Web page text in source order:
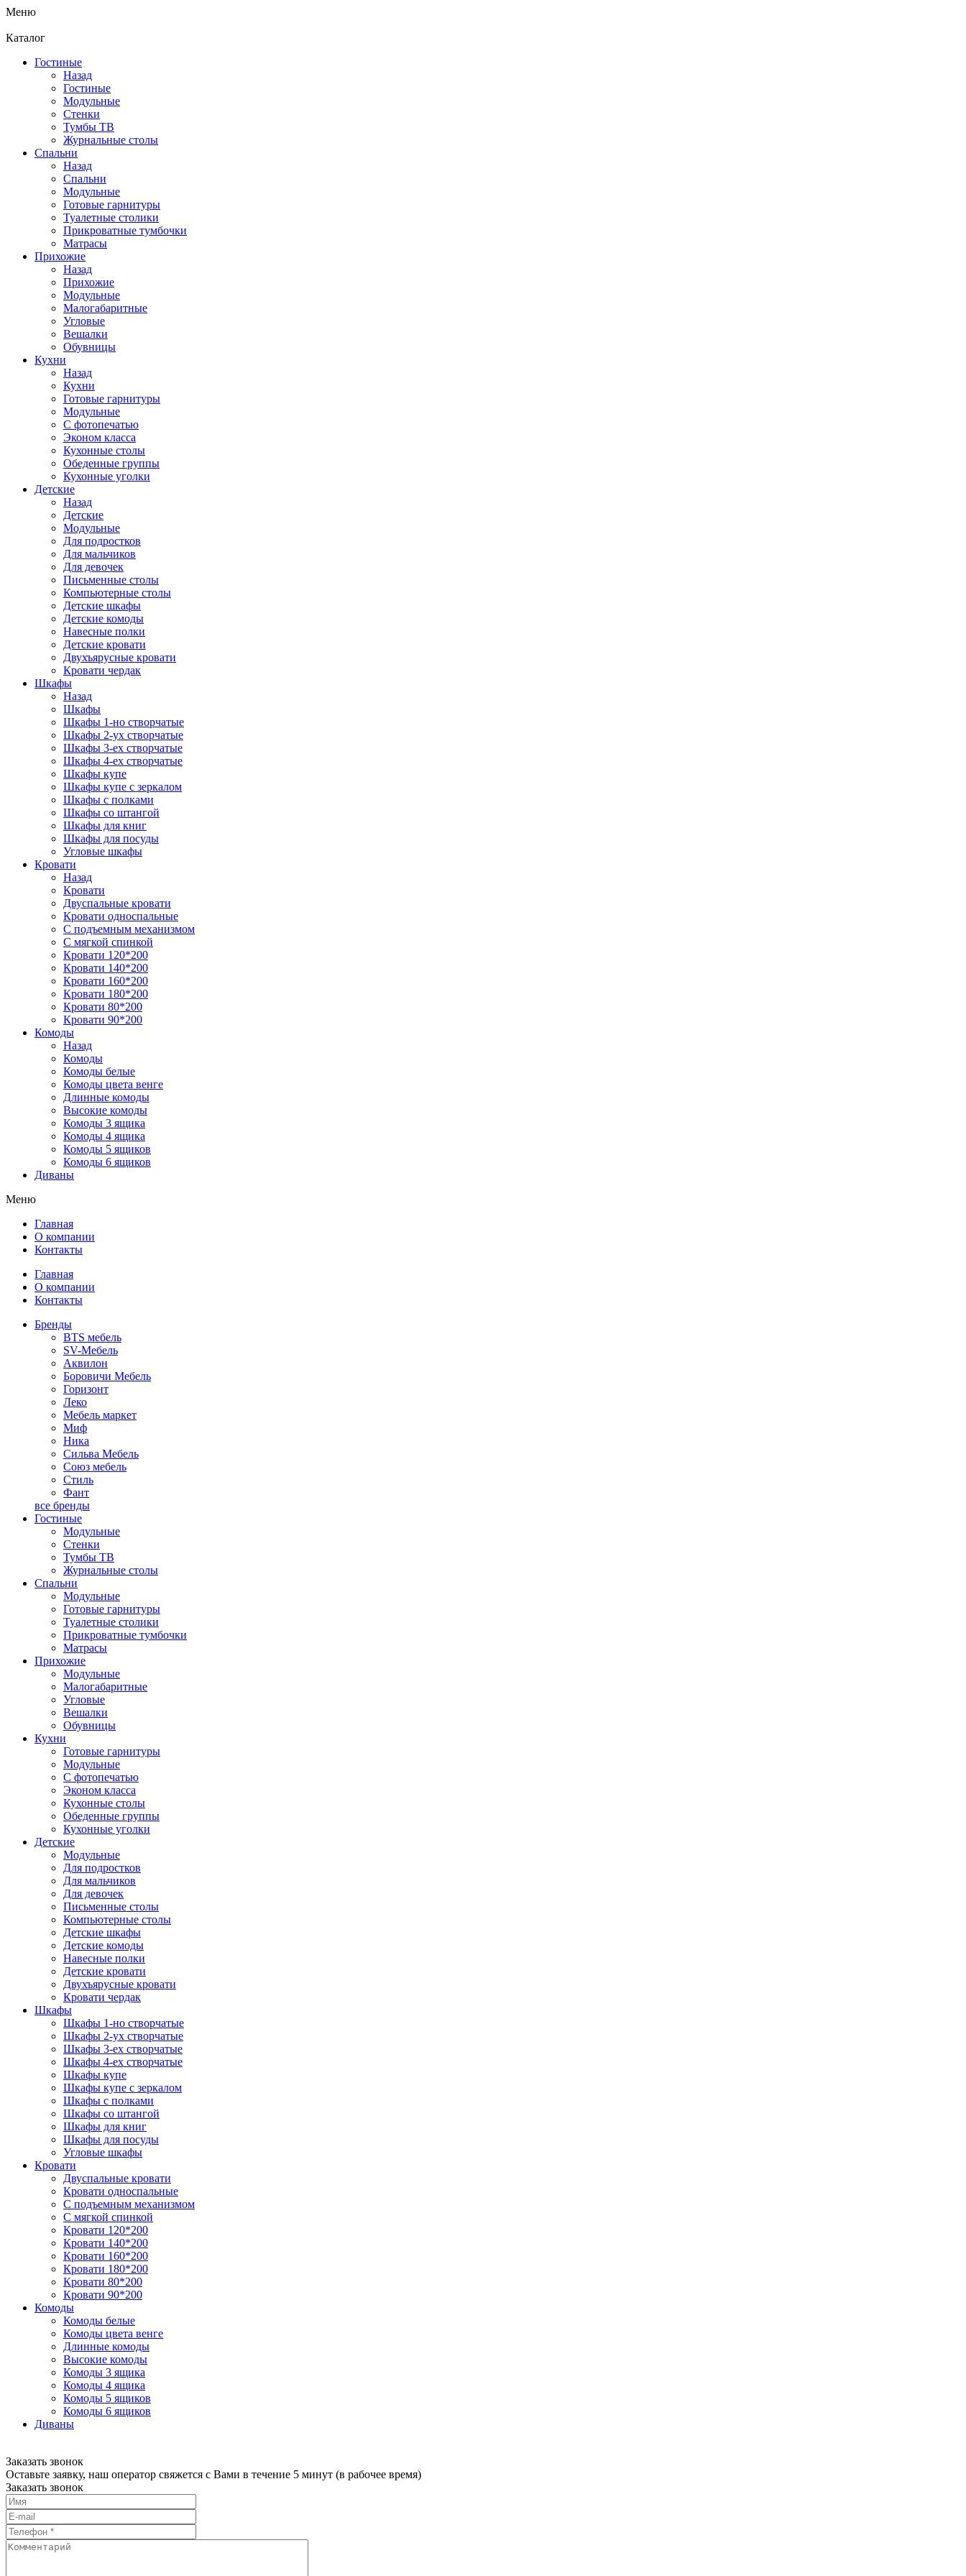
Меню
Каталог
Гостиные
Назад
Гостиные
Модульные
Стенки
Тумбы ТВ
Журнальные столы
Спальни
Назад
Спальни
Модульные
Готовые гарнитуры
Туалетные столики
Прикроватные тумбочки
Матрасы
Прихожие
Назад
Прихожие
Модульные
Малогабаритные
Угловые
Вешалки
Обувницы
Кухни
Назад
Кухни
Готовые гарнитуры
Модульные
С фотопечатью
Эконом класса
Кухонные столы
Обеденные группы
Кухонные уголки
Детские
Назад
Детские
Модульные
Для подростков
Для мальчиков
Для девочек
Письменные столы
Компьютерные столы
Детские шкафы
Детские комоды
Навесные полки
Детские кровати
Двухъярусные кровати
Кровати чердак
Шкафы
Назад
Шкафы
Шкафы 1-но створчатые
Шкафы 2-ух створчатые
Шкафы 3-ех створчатые
Шкафы 4-ех створчатые
Шкафы купе
Шкафы купе с зеркалом
Шкафы с полками
Шкафы со штангой
Шкафы для книг
Шкафы для посуды
Угловые шкафы
Кровати
Назад
Кровати
Двуспальные кровати
Кровати односпальные
С подъемным механизмом
С мягкой спинкой
Кровати 120*200
Кровати 140*200
Кровати 160*200
Кровати 180*200
Кровати 80*200
Кровати 90*200
Комоды
Назад
Комоды
Комоды белые
Комоды цвета венге
Длинные комоды
Высокие комоды
Комоды 3 ящика
Комоды 4 ящика
Комоды 5 ящиков
Комоды 6 ящиков
Диваны
Меню
Главная
О компании
Контакты
Главная
О компании
Контакты
Бренды
BTS мебель
SV-Мебель
Аквилон
Боровичи Мебель
Горизонт
Леко
Мебель маркет
Миф
Ника
Сильва Мебель
Союз мебель
Стиль
Фант
все бренды
Гостиные
Модульные
Стенки
Тумбы ТВ
Журнальные столы
Спальни
Модульные
Готовые гарнитуры
Туалетные столики
Прикроватные тумбочки
Матрасы
Прихожие
Модульные
Малогабаритные
Угловые
Вешалки
Обувницы
Кухни
Готовые гарнитуры
Модульные
С фотопечатью
Эконом класса
Кухонные столы
Обеденные группы
Кухонные уголки
Детские
Модульные
Для подростков
Для мальчиков
Для девочек
Письменные столы
Компьютерные столы
Детские шкафы
Детские комоды
Навесные полки
Детские кровати
Двухъярусные кровати
Кровати чердак
Шкафы
Шкафы 1-но створчатые
Шкафы 2-ух створчатые
Шкафы 3-ех створчатые
Шкафы 4-ех створчатые
Шкафы купе
Шкафы купе с зеркалом
Шкафы с полками
Шкафы со штангой
Шкафы для книг
Шкафы для посуды
Угловые шкафы
Кровати
Двуспальные кровати
Кровати односпальные
С подъемным механизмом
С мягкой спинкой
Кровати 120*200
Кровати 140*200
Кровати 160*200
Кровати 180*200
Кровати 80*200
Кровати 90*200
Комоды
Комоды белые
Комоды цвета венге
Длинные комоды
Высокие комоды
Комоды 3 ящика
Комоды 4 ящика
Комоды 5 ящиков
Комоды 6 ящиков
Диваны
Заказать звонок
Оставьте заявку, наш оператор свяжется с Вами в течение 5 минут (в рабочее время)
Заказать звонок